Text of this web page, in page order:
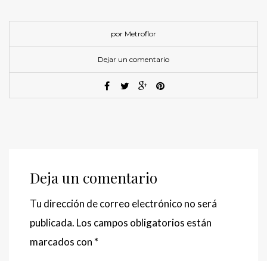
por Metroflor
Dejar un comentario
Deja un comentario
Tu dirección de correo electrónico no será
publicada. Los campos obligatorios están
marcados con *